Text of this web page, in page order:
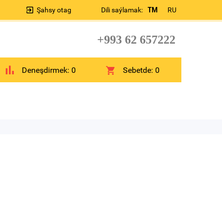
Dili saýlamak: TM RU
Şahsy otag
+993 62 657222
Deneşdirmek: 0 Sebetde:0